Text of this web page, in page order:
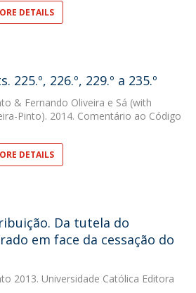
DETAILS
226.º, 229.º a 235.º
& Fernando Oliveira e Sá (with
Pinto). 2014. Comentário ao Código
DETAILS
Da tutela do
em face da cessação do
2013. Universidade Católica Editora